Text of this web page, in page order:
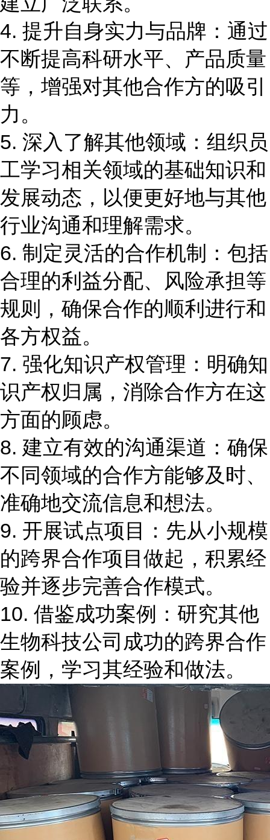
4. 提升自身实力与品牌：通过
不断提高科研水平、产品质量
等，增强对其他合作方的吸引
力。
5. 深入了解其他领域：组织员
工学习相关领域的基础知识和
发展动态，以便更好地与其他
行业沟通和理解需求。
6. 制定灵活的合作机制：包括
合理的利益分配、风险承担等
规则，确保合作的顺利进行和
各方权益。
7. 强化知识产权管理：明确知
识产权归属，消除合作方在这
方面的顾虑。
8. 建立有效的沟通渠道：确保
不同领域的合作方能够及时、
准确地交流信息和想法。
9. 开展试点项目：先从小规模
的跨界合作项目做起，积累经
验并逐步完善合作模式。
10. 借鉴成功案例：研究其他
生物科技公司成功的跨界合作
案例，学习其经验和做法。